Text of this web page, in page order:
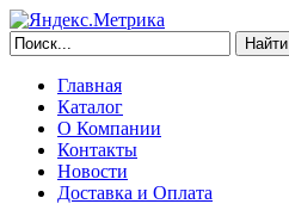
Найти
Главная
Каталог
О Компании
Контакты
Новости
Доставка и Оплата